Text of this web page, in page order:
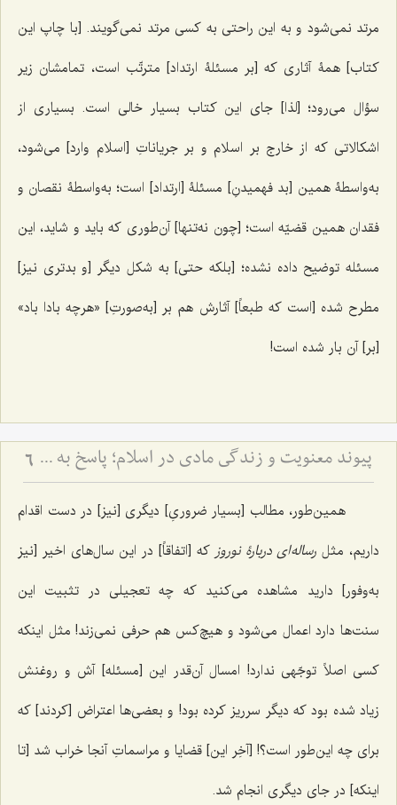
مرتد نمی‌شود و به این راحتی به کسی مرتد نمی‌گویند. [با چاپ این
کتاب] همۀ آثاری که [بر مسئلۀ ارتداد] مترتّب است، تمامشان زیر
سؤال می‌رود؛ [لذا] جای این کتاب بسیار خالی است. بسیاری از
اشکالاتی که از خارج بر اسلام و بر جریاناتِ [اسلام وارد] می‌شود،
به‌واسطۀ همین [بد فهمیدنِ] مسئلۀ [ارتداد] است؛ به‌واسطۀ نقصان و
فقدان همین قضیّه است؛ [چون نه‌تنها] آن‌طوری که باید و شاید، این
مسئله توضیح داده نشده؛ [بلکه حتی] به شکل دیگر [و بدتری نیز]
مطرح شده [است که طبعاً] آثارش هم بر [به‌صورتِ] «هرچه بادا باد»
[بر] آن بار شده است!
پیوند معنویت و زندگی مادی در اسلام؛ پاسخ به یک شبهه اساسی - تبیین جامعیت اسلام در تأمین رشد معنوی و مادی انسان و بررسی نقش جسم، تغذیه و شرایط ظاهری در تعالی روح 6
همین‌طور، مطالب [بسیار ضروریِ] دیگری [نیز] در دست اقدام
داریم، مثل رساله‌ای دربارۀ نوروز که [اتفاقاً] در این سال‌های اخیر [نیز
به‌وفور] دارید مشاهده می‌کنید که چه تعجیلی در تثبیت این
سنت‌ها دارد اعمال می‌شود و هیچ‌‌کس هم حرفی نمی‌زند! مثل اینکه
کسی اصلاً توجّهی ندارد! امسال آن‌قدر این [مسئله] آش و روغنش
زیاد شده بود که دیگر سرریز کرده بود! و بعضی‌ها اعتراض [کردند] که
برای چه این‌طور است؟! [آخِر این] قضایا و مراسماتِ آنجا خراب شد [تا
اینکه] در جای دیگری انجام شد.